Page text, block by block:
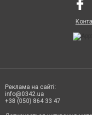
Реклама на сайті:
info@0342.ua
+38 (050) 864 33 47